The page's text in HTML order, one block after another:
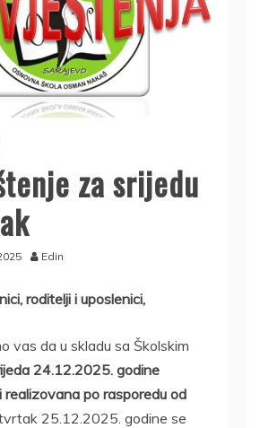
za srijedu
Edin
roditelji i uposlenici,
vas da u skladu sa Školskim
24.12.2025. godine
po rasporedu od
25.12.2025. godine se